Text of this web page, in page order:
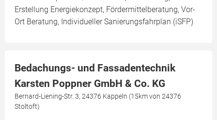
Erstellung Energiekonzept, Fördermittelberatung, Vor-
Ort Beratung, Individueller Sanierungsfahrplan (iSFP)
Bedachungs- und Fassadentechnik
Karsten Poppner GmbH & Co. KG
Bernard-Liening-Str. 3, 24376 Kappeln (15km von 24376
Stoltoft)